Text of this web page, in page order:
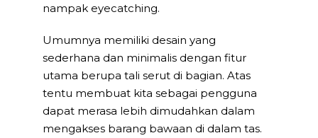
nampak eyecatching.
Umumnya memiliki desain yang
sederhana dan minimalis dengan fitur
utama berupa tali serut di bagian. Atas
tentu membuat kita sebagai pengguna
dapat merasa lebih dimudahkan dalam
mengakses barang bawaan di dalam tas.